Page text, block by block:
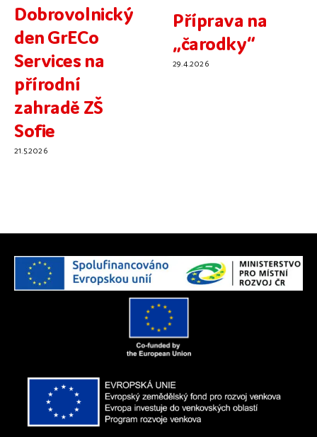
Dobrovolnický
den GrECo
Services na
přírodní
zahradě ZŠ
Sofie
21.5.2026
Příprava na
„čarodky“
29.4.2026